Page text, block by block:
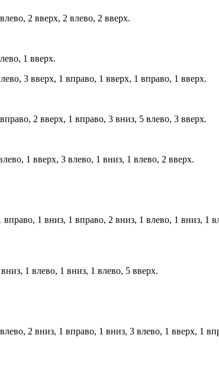
2 вверх, 2 влево, 2 вверх.
1 вверх.
3 вверх, 1 вправо, 1 вверх, 1 вправо, 1 вверх.
2 вверх, 1 вправо, 3 вниз, 5 влево, 3 вверх.
1 вверх, 3 влево, 1 вниз, 1 влево, 2 вверх.
1 вниз, 1 вправо, 2 вниз, 1 влево, 1 вниз, 1
1 влево, 1 вниз, 1 влево, 5 вверх.
2 вниз, 1 вправо, 1 вниз, 3 влево, 1 вверх, 1